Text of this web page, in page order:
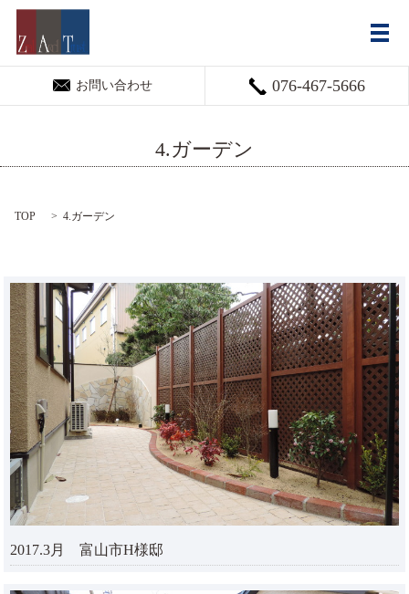
お問い合わせ 076-467-5666
メ
4.ガーデン
TOP 4.ガーデン
2017.3月 富山市H様邸